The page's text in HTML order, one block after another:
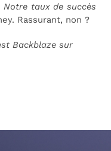
Notre taux de succès
Rassurant, non ?
Backblaze sur